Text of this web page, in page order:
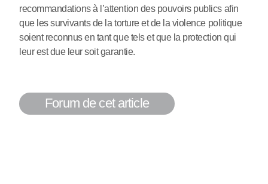
recommandations à l’attention des pouvoirs publics afin
que les survivants de la torture et de la violence politique
soient reconnus en tant que tels et que la protection qui
leur est due leur soit garantie.
Forum de cet article